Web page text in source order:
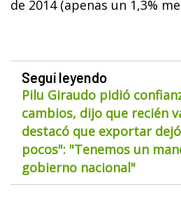
de 2014 (apenas un 1,3%
Seguí leyendo
Pilu Giraudo pidió
cambios, dijo que recién
destacó que exportar
pocos": "Tenemos un
gobierno nacional"